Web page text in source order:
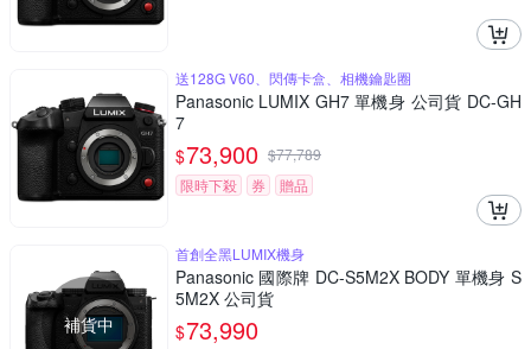
送128G V60、閃傳卡盒、相機鑰匙圈
Panasonic LUMIX GH7 單機身 公司貨 DC-GH
7
$73,900 $77,789
限時下殺
券 贈品
補貨中
首創全黑LUMIX機身
Panasonic 國際牌 DC-S5M2X BODY 單機身 S
5M2X 公司貨
$73,990